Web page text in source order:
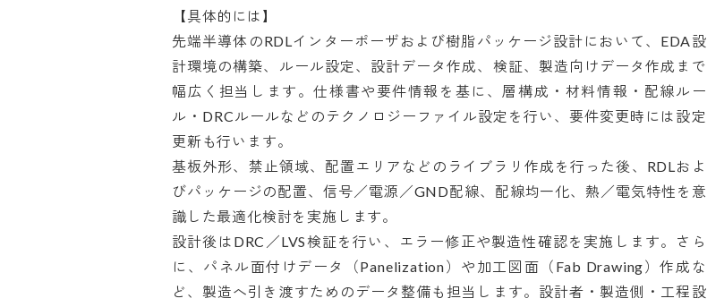
【具体的には】
先端半導体のRDLインターポーザおよび樹脂パッケージ設計において、EDA設
計環境の構築、ルール設定、設計データ作成、検証、製造向けデータ作成まで
幅広く担当します。仕様書や要件情報を基に、層構成・材料情報・配線ルー
ル・DRCルールなどのテクノロジーファイル設定を行い、要件変更時には設定
更新も行います。
基板外形、禁止領域、配置エリアなどのライブラリ作成を行った後、RDLおよ
びパッケージの配置、信号／電源／GND配線、配線均一化、熱／電気特性を意
識した最適化検討を実施します。
設計後はDRC／LVS検証を行い、エラー修正や製造性確認を実施します。さら
に、パネル面付けデータ（Panelization）や加工図面（Fab Drawing）作成な
ど、製造へ引き渡すためのデータ整備も担当します。設計者・製造側・工程設